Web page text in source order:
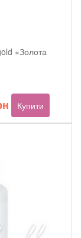
«Золота
Поточна
ціна:
Купити